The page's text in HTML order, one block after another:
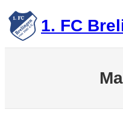
Zum
Inhalt
springen 1. FC